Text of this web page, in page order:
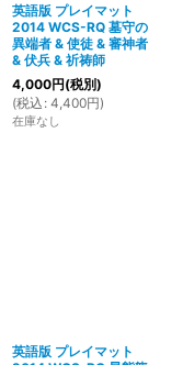
英語版 プレイマット
2014 WCS-RQ 墓守の
異端者 & 使徒 & 審神者
& 伏兵 & 祈祷師
4,000円(税別)
(税込 : 4,400円)
在庫なし
英語版 プレイマット